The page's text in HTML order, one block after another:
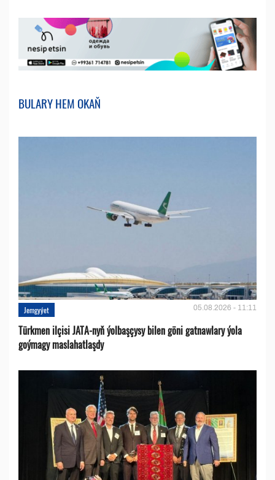
BULARY HEM OKAŇ
Jemgyýet 05.08.2026 - 11:11
Türkmen ilçisi JATA-nyň ýolbaşçysy bilen göni gatnawlary ýola
goýmagy maslahatlaşdy